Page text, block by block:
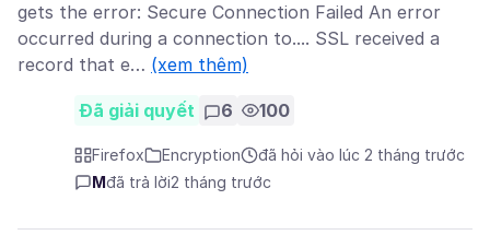
gets the error: Secure Connection Failed An error
occurred during a connection to.... SSL received a
record that e… (xem thêm)
Đã giải quyết 6 100
Firefox Encryption
đã hỏi vào lúc 2 tháng trước
Mđã trả lời2 tháng trước